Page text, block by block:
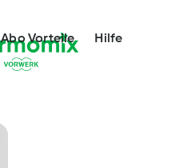
Abo Vorteile Hilfe